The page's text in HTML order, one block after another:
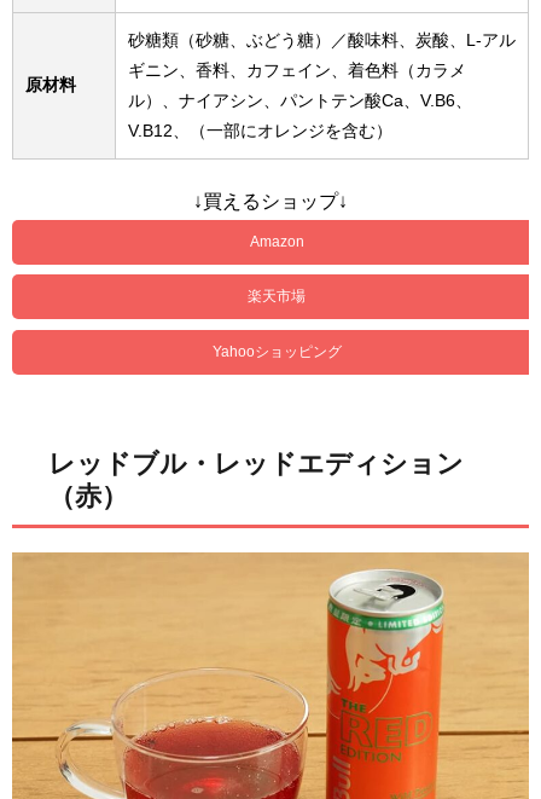
原材料
砂糖類（砂糖、ぶどう糖）／酸味料、炭酸、L-アル
ギニン、香料、カフェイン、着色料（カラメ
ル）、ナイアシン、パントテン酸Ca、V.B6、
V.B12、（一部にオレンジを含む）
↓買えるショップ↓
Amazon
楽天市場
Yahooショッピング
レッドブル・レッドエディション
（赤）